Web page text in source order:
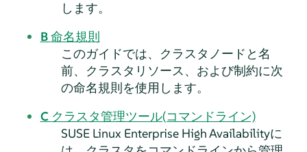
します。
B命名規則
このガイドでは、クラスタノードと名
前、クラスタリソース、および制約に次
の命名規則を使用します。
C クラスタ管理ツール(コマンドライン)
SUSE Linux Enterprise High Availabilityに